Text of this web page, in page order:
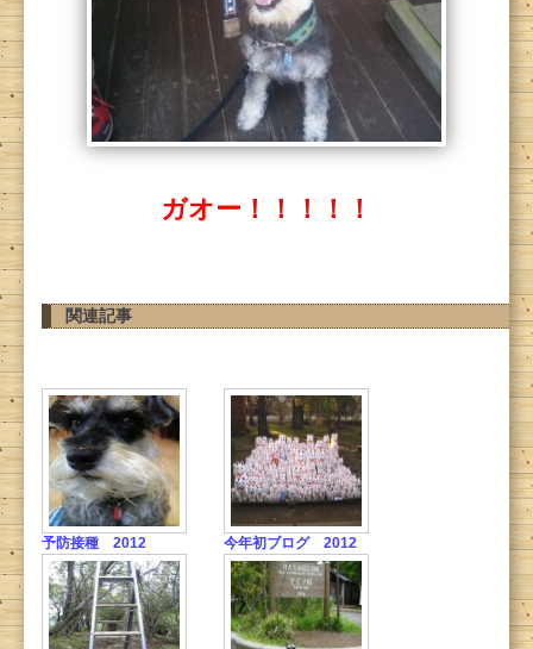
ガオー！！！！！
関連記事
予防接種 2012 今年初ブログ 2012